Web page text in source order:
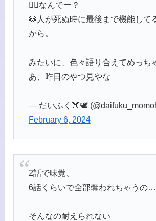
💇‍♂️なんでー？
🐶人が死ぬ時に最後まで機能して
から。
みたいに、色々語り合えてめっち
あ、昨日のやつ見やな
— だいふく🍑🕊
February 6, 2024
2話で味覚、
6話くらいで全部奪われちゃう
そんなの耐えられない